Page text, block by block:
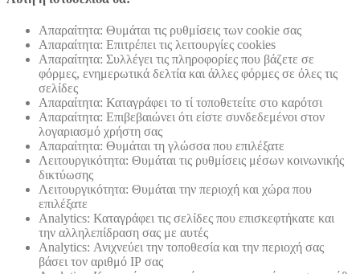
Απαραίτητα: Θυμάται τις ρυθμίσεις των cookie σας
Απαραίτητα: Επιτρέπει τις λειτουργίες cookies
Απαραίτητα: Συλλέγει τις πληροφορίες που βάζετε σε
φόρμες, ενημερωτικά δελτία και άλλες φόρμες σε όλες τις
σελίδες
Απαραίτητα: Καταγράφει το τί τοποθετείτε στο καρότσι
Απαραίτητα: Επιβεβαιώνει ότι είστε συνδεδεμένοι στον
λογαριασμό χρήστη σας
Απαραίτητα: Θυμάται τη γλώσσα που επιλέξατε
Λειτουργικότητα: Θυμάται τις ρυθμίσεις μέσων κοινωνικής
δικτύωσης
Λειτουργικότητα: Θυμάται την περιοχή και χώρα που
επιλέξατε
Analytics: Καταγράφει τις σελίδες που επισκεφτήκατε και
την αλληλεπίδραση σας με αυτές
Analytics: Ανιχνεύει την τοποθεσία και την περιοχή σας
βάσει τον αριθμό ΙΡ σας